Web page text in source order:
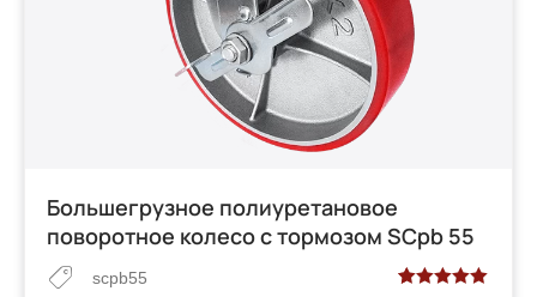
Большегрузное полиуретановое
поворотное колесо с тормозом SCpb 55
scpb55